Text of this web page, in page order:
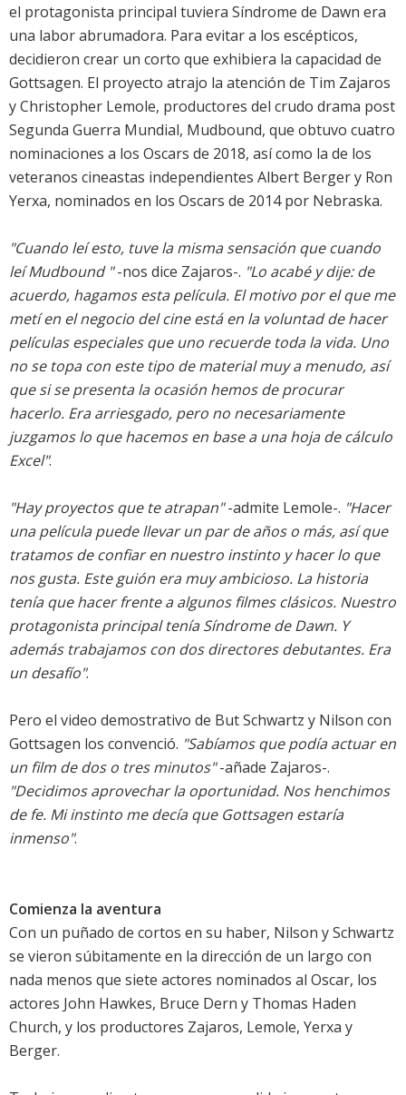
el protagonista principal tuviera Síndrome de Dawn era
una labor abrumadora. Para evitar a los escépticos,
decidieron crear un corto que exhibiera la capacidad de
Gottsagen. El proyecto atrajo la atención de Tim Zajaros
y Christopher Lemole, productores del crudo drama post
Segunda Guerra Mundial, Mudbound, que obtuvo cuatro
nominaciones a los Oscars de 2018, así como la de los
veteranos cineastas independientes Albert Berger y Ron
Yerxa, nominados en los Oscars de 2014 por Nebraska.
"Cuando leí esto, tuve la misma sensación que cuando
leí Mudbound "-nos dice Zajaros-. "Lo acabé y dije: de
acuerdo, hagamos esta película. El motivo por el que me
metí en el negocio del cine está en la voluntad de hacer
películas especiales que uno recuerde toda la vida. Uno
no se topa con este tipo de material muy a menudo, así
que si se presenta la ocasión hemos de procurar
hacerlo. Era arriesgado, pero no necesariamente
juzgamos lo que hacemos en base a una hoja de cálculo
Excel".
"Hay proyectos que te atrapan"-admite Lemole-. "Hacer
una película puede llevar un par de años o más, así que
tratamos de confiar en nuestro instinto y hacer lo que
nos gusta. Este guión era muy ambicioso. La historia
tenía que hacer frente a algunos filmes clásicos. Nuestro
protagonista principal tenía Síndrome de Dawn. Y
además trabajamos con dos directores debutantes. Era
un desafío".
Pero el video demostrativo de But Schwartz y Nilson con
Gottsagen los convenció. "Sabíamos que podía actuar en
un film de dos o tres minutos"-añade Zajaros-.
"Decidimos aprovechar la oportunidad. Nos henchimos
de fe. Mi instinto me decía que Gottsagen estaría
inmenso".
Comienza la aventura
Con un puñado de cortos en su haber, Nilson y Schwartz
se vieron súbitamente en la dirección de un largo con
nada menos que siete actores nominados al Oscar, los
actores John Hawkes, Bruce Dern y Thomas Haden
Church, y los productores Zajaros, Lemole, Yerxa y
Berger.